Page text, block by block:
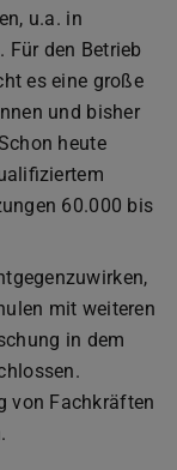
u.a. in
Für den Betrieb
es eine große
und bisher
heute
60.000 bis
mit weiteren
in dem
von Fachkräften